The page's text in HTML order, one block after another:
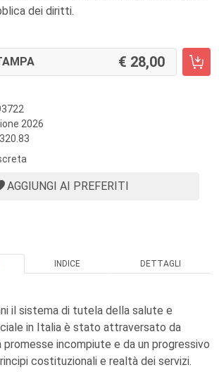
dei diritti.
28,00
2026
320.83
AGGIUNGI AI PREFERITI
INDICE DETTAGLI
il sistema di tutela della salute e
in Italia è stato attraversato da
promesse incompiute e da un progressivo
costituzionali e realtà dei servizi.